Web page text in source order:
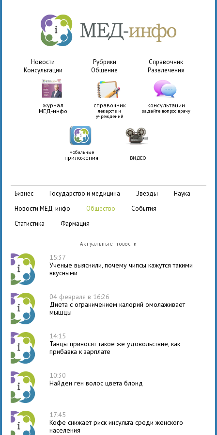
Новости Рубрики
Справочник
Консультации
Общение Развлечения
журнал
МЕД-инфо
справочник
лекарств и
учреждений
консультации
задайте вопрос врачу
мобильные
приложения ВИДЕО
бизнес государство и медицина звезды
наука
новости МЕД-инфо
общество
события
статистика
фармация
Актуальные новости
15:37
Ученые выяснили, почему чипсы кажутся такими
вкусными
04 февраля в 16:26
Диета с ограничением калорий омолаживает
мышцы
14:15
Танцы приносят такое же удовольствие, как
прибавка к зарплате
10:30
Найден ген волос цвета блонд
17:45
Кофе снижает риск инсульта среди женского
населения